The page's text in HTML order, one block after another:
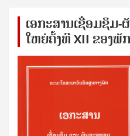
ເອກ​ະ​ສານ​ເຊ​ື່ອມ​ຊ​ຶມ
ໃຫຍ່​ຄັ້ງ​ທີ XII ຂອງ​ພັກ